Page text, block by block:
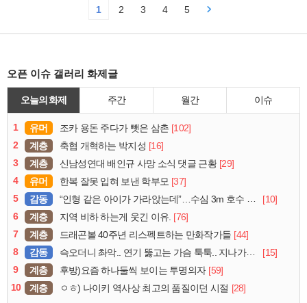
1 2 3 4 5
오픈 이슈 갤러리 화제글
오늘의 화제 주간 월간 이슈
1 유머 조카 용돈 주다가 뺏은 삼촌 [102]
2
계층 축협 개혁하는 박지성 [16]
3
계층 신남성연대 배인규 사망 소식 댓글 근황 [29]
4
유머 한복 잘못 입혀 보낸 학부모 [37]
5
감동 “인형 같은 아이가 가라앉는데”…수심 3m 호수 뛰어든 60대 의인
[10]
6
계층 지역 비하 하는게 웃긴 이유. [76]
7
계층 드래곤볼 40주년 리스펙트하는 만화작가들 [44]
8
감동 슥오더니 촤악.. 연기 뚫고는 가슴 툭툭.. 지나가던 아재의 정체
[15]
9
계층 후방)요즘 하나둘씩 보이는 투명의자 [59]
10
계층 ㅇㅎ) 나이키 역사상 최고의 품질이던 시절 [28]